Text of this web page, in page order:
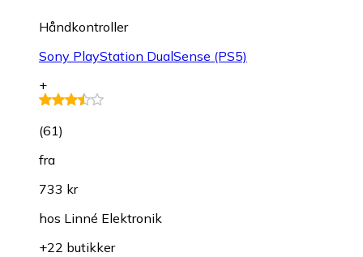
Håndkontroller
Sony PlayStation DualSense (PS5)
+
(61)
fra
733 kr
hos Linné Elektronik
+22 butikker